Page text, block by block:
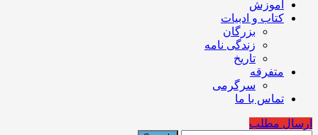
آموزش
کتاب و ادبیات
بزرگان
زندگی نامه
تاریخ
متفرقه
سرگرمی
تماس با ما
ارسال مطلب